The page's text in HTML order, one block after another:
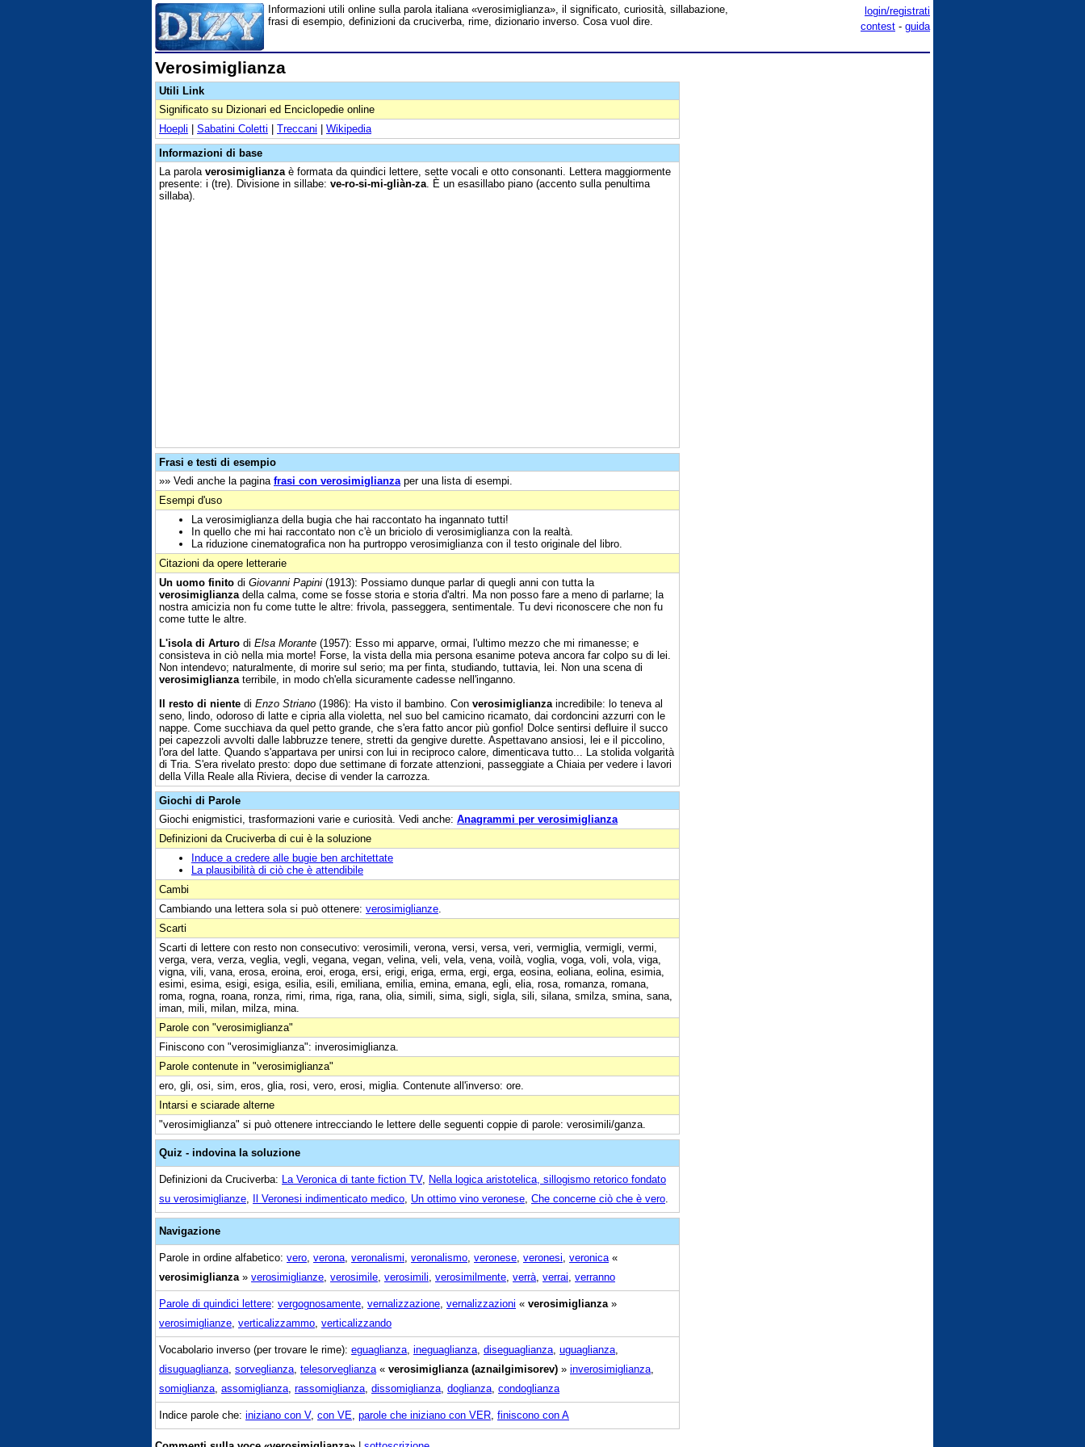
login/registrati
contest - guida
Informazioni utili online sulla parola italiana «verosimiglianza», il significato, curiosità, sillabazione,
frasi di esempio, definizioni da cruciverba, rime, dizionario inverso. Cosa vuol dire.
Verosimiglianza
Utili Link
Significato su Dizionari ed Enciclopedie online
Hoepli | Sabatini Coletti | Treccani | Wikipedia
Informazioni di base
La parola verosimiglianza è formata da quindici lettere, sette vocali e otto consonanti. Lettera maggiormente
presente: i (tre). Divisione in sillabe: ve-ro-si-mi-gliàn-za . È un esasillabo piano (accento sulla penultima
sillaba).
Frasi e testi di esempio
»» Vedi anche la pagina frasi con verosimiglianza per una lista di esempi.
Esempi d'uso
La verosimiglianza della bugia che hai raccontato ha ingannato tutti!
In quello che mi hai raccontato non c'è un briciolo di verosimiglianza con la realtà.
La riduzione cinematografica non ha purtroppo verosimiglianza con il testo originale del libro.
Citazioni da opere letterarie
Un uomo finito di Giovanni Papini (1913): Possiamo dunque parlar di quegli anni con tutta la
verosimiglianza della calma, come se fosse storia e storia d'altri. Ma non posso fare a meno di parlarne; la
nostra amicizia non fu come tutte le altre: frivola, passeggera, sentimentale. Tu devi riconoscere che non fu
come tutte le altre.
L'isola di Arturo di Elsa Morante (1957): Esso mi apparve, ormai, l'ultimo mezzo che mi rimanesse; e
consisteva in ciò nella mia morte! Forse, la vista della mia persona esanime poteva ancora far colpo su di lei.
Non intendevo; naturalmente, di morire sul serio; ma per finta, studiando, tuttavia, lei. Non una scena di
verosimiglianza terribile, in modo ch'ella sicuramente cadesse nell'inganno.
Il resto di niente di Enzo Striano (1986): Ha visto il bambino. Con verosimiglianza incredibile: lo teneva al
seno, lindo, odoroso di latte e cipria alla violetta, nel suo bel camicino ricamato, dai cordoncini azzurri con le
nappe. Come succhiava da quel petto grande, che s'era fatto ancor più gonfio! Dolce sentirsi defluire il succo
pei capezzoli avvolti dalle labbruzze tenere, stretti da gengive durette. Aspettavano ansiosi, lei e il piccolino,
l'ora del latte. Quando s'appartava per unirsi con lui in reciproco calore, dimenticava tutto... La stolida volgarità
di Tria. S'era rivelato presto: dopo due settimane di forzate attenzioni, passeggiate a Chiaia per vedere i lavori
della Villa Reale alla Riviera, decise di vender la carrozza.
Giochi di Parole
Giochi enigmistici, trasformazioni varie e curiosità. Vedi anche: Anagrammi per verosimiglianza
Definizioni da Cruciverba di cui è la soluzione
Induce a credere alle bugie ben architettate
La plausibilità di ciò che è attendibile
Cambi
Cambiando una lettera sola si può ottenere: verosimiglianze
Scarti
Scarti di lettere con resto non consecutivo: verosimili, verona, versi, versa, veri, vermiglia, vermigli, vermi,
verga, vera, verza, veglia, vegli, vegana, vegan, velina, veli, vela, vena, voilà, voglia, voga, voli, vola, viga,
vigna, vili, vana, erosa, eroina, eroi, eroga, ersi, erigi, eriga, erma, ergi, erga, eosina, eoliana, eolina, esimia,
esimi, esima, esigi, esiga, esilia, esili, emiliana, emilia, emina, emana, egli, elia, rosa, romanza, romana,
roma, rogna, roana, ronza, rimi, rima, riga, rana, olia, simili, sima, sigli, sigla, sili, silana, smilza, smina, sana,
iman, mili, milan, milza, mina.
Parole con "verosimiglianza"
Finiscono con "verosimiglianza": inverosimiglianza.
Parole contenute in "verosimiglianza"
ero, gli, osi, sim, eros, glia, rosi, vero, erosi, miglia. Contenute all'inverso: ore.
Intarsi e sciarade alterne
"verosimiglianza" si può ottenere intrecciando le lettere delle seguenti coppie di parole: verosimili/ganza.
Quiz - indovina la soluzione
Definizioni da Cruciverba: La Veronica di tante fiction TV, Nella logica aristotelica, sillogismo retorico fondato
su verosimiglianze Il Veronesi indimenticato medico Un ottimo vino veronese Che concerne ciò che è vero
Navigazione
Parole in ordine alfabetico: vero verona veronalismi veronalismo veronese veronesi veronica «
verosimiglianza » verosimiglianze verosimile verosimili verosimilmente verrà verrai verranno
Parole di quindici lettere: vergognosamente vernalizzazione vernalizzazioni « verosimiglianza »
verosimiglianze verticalizzammo verticalizzando
Vocabolario inverso (per trovare le rime): eguaglianza ineguaglianza diseguaglianza uguaglianza
disuguaglianza sorveglianza telesorveglianza « verosimiglianza (aznailgimisorev) » inverosimiglianza
somiglianza assomiglianza rassomiglianza dissomiglianza doglianza condoglianza
Indice parole che: iniziano con V, con VE parole che iniziano con VER finiscono con A